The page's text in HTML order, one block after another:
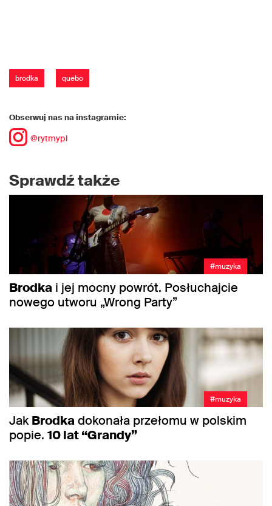
brodka quebo
Obserwuj nas na instagramie:
@rytmypl
Sprawdź także
#muzyka
Brodka i jej mocny powrót. Posłuchajcie
nowego utworu „Wrong Party”
#muzyka
JakBrodkadokonała przełomu w polskim
popie. 10 lat “Grandy”